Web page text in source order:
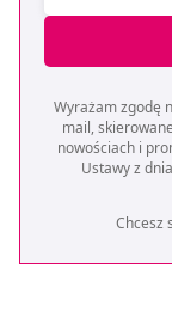
Wyrażam zgodę
mail,
nowościach i
Ustawy z
Chcesz